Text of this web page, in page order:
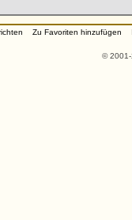
Zu Favoriten hinzufügen
©